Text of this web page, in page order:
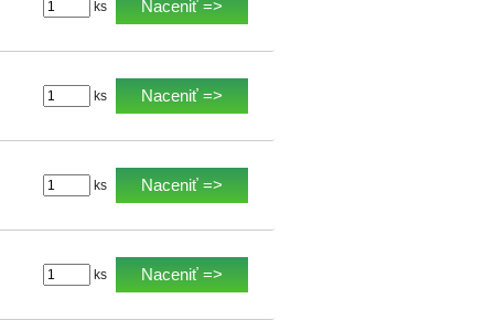
ks Naceniť =>
ks Naceniť =>
ks Naceniť =>
ks Naceniť =>